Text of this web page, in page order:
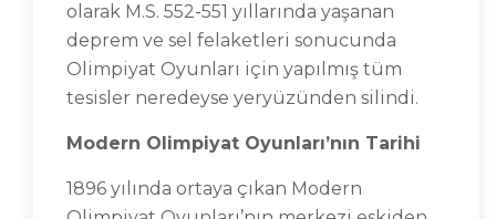
olarak M.S. 552-551 yıllarında yaşanan
deprem ve sel felaketleri sonucunda
Olimpiyat Oyunları için yapılmış tüm
tesisler neredeyse yeryüzünden silindi.
Modern Olimpiyat Oyunları’nın Tarihi
1896 yılında ortaya çıkan Modern